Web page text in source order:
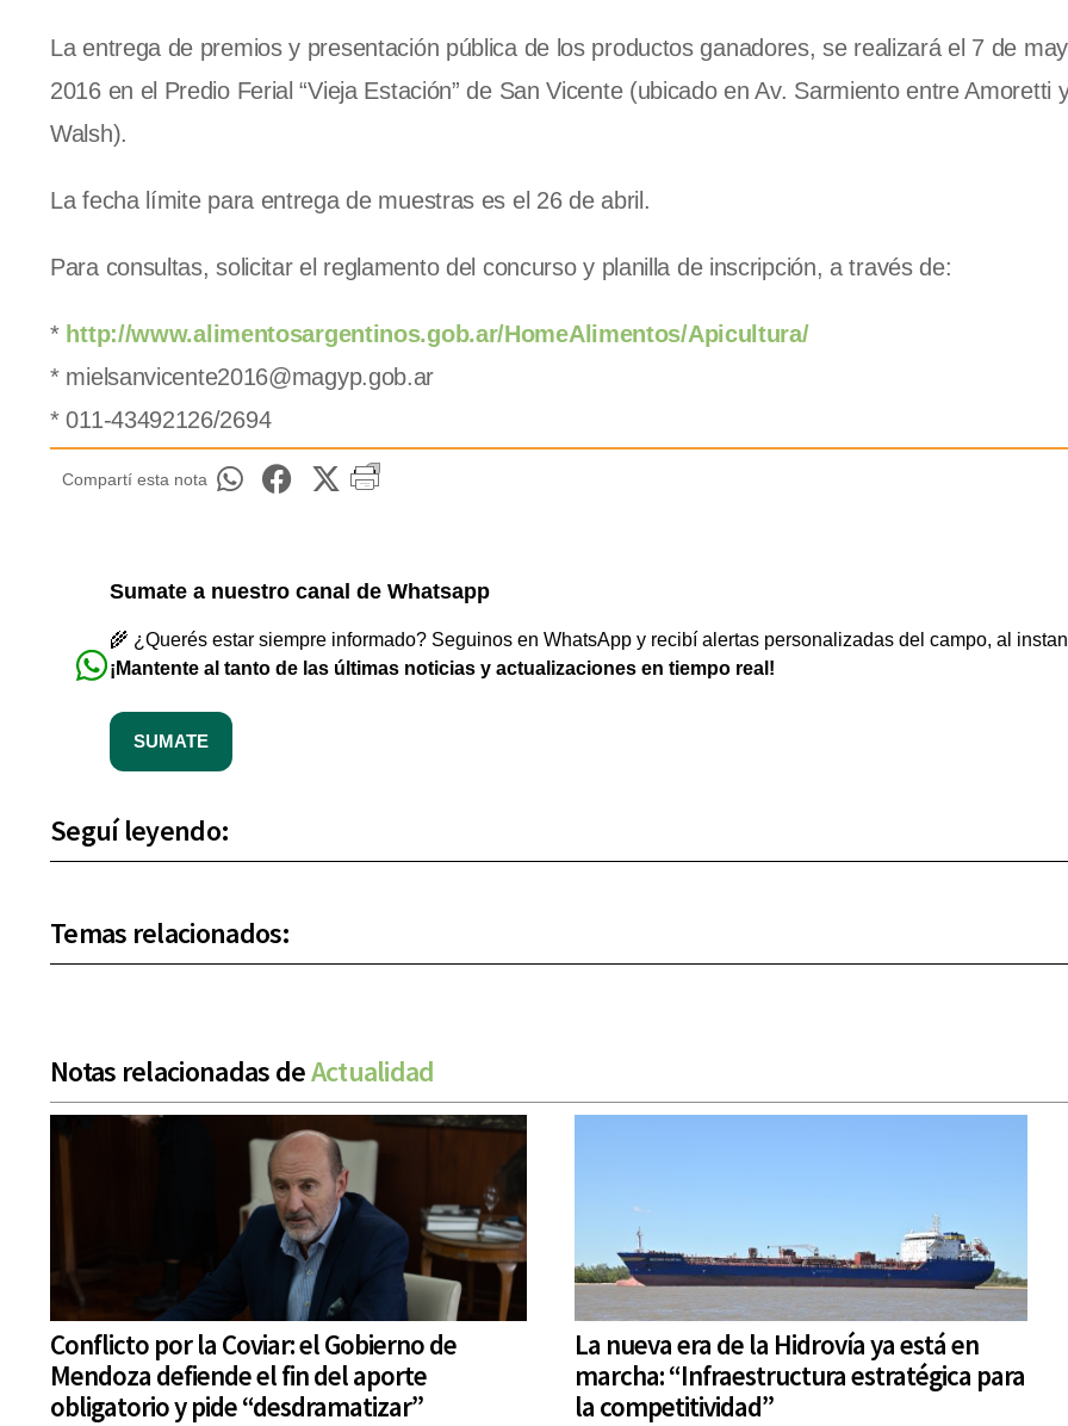
La entrega de premios y presentación pública de los productos ganadores, se realizará el 7 de
2016 en el Predio Ferial “Vieja Estación” de San Vicente (ubicado en Av. Sarmiento entre Amoretti
Walsh).
La fecha límite para entrega de muestras es el 26 de abril.
Para consultas, solicitar el reglamento del concurso y planilla de inscripción, a través de:
* http://www.alimentosargentinos.gob.ar/HomeAlimentos/Apicultura/
* mielsanvicente2016@magyp.gob.ar
* 011-43492126/2694
Compartí esta nota
Sumate a nuestro canal de Whatsapp
🌾 ¿Querés estar siempre informado? Seguinos en WhatsApp y recibí alertas personalizadas del campo, al
¡Mantente al tanto de las últimas noticias y actualizaciones en tiempo real!
SUMATE
Seguí leyendo:
Temas relacionados:
Notas relacionadas deActualidad
Conflicto por la Coviar: el Gobierno de
Mendoza defiende el fin del aporte
obligatorio y pide “desdramatizar”
La nueva era de la Hidrovía ya está en
marcha: “Infraestructura estratégica para
la competitividad”